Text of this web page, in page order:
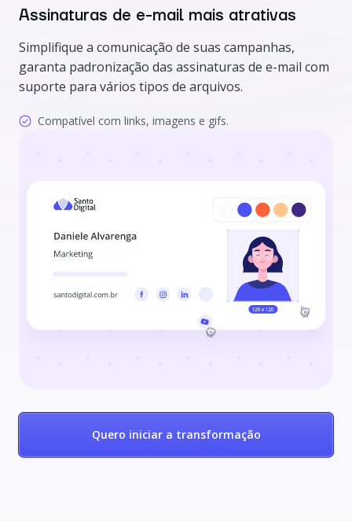
Assinaturas de e-mail mais atrativas
Simplifique a comunicação de suas campanhas,
garanta padronização das assinaturas de e-mail com
suporte para vários tipos de arquivos.
Compatível com links, imagens e gifs.
Quero iniciar a transformação